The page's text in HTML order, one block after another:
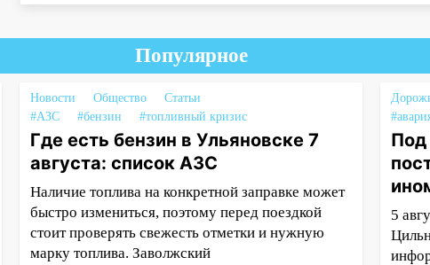
Популярное
Новости Общество
Статьи
#АЗС
#бензин #топливный кризис
Где есть бензин в Ульяновске 7
августа: список АЗС
Наличие топлива на конкретной заправке может
быстро измениться, поэтому перед поездкой
стоит проверять свежесть отметки и нужную
марку топлива. Заволжский
Под
5